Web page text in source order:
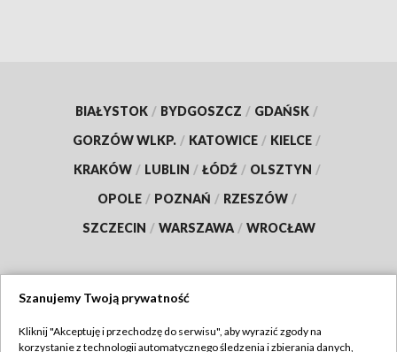
BIAŁYSTOK / BYDGOSZCZ / GDAŃSK /
GORZÓW WLKP. / KATOWICE / KIELCE /
KRAKÓW / LUBLIN / ŁÓDŹ / OLSZTYN /
OPOLE / POZNAŃ / RZESZÓW /
SZCZECIN / WARSZAWA / WROCŁAW
Szanujemy Twoją prywatność
Kliknij "Akceptuję i przechodzę do serwisu", aby wyrazić zgody na
korzystanie z technologii automatycznego śledzenia i zbierania danych,